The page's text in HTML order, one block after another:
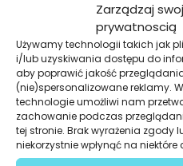
Zarządzaj
prywatnoscią
Używamy technologii takich jak
i/lub uzyskiwania dostępu do
aby poprawić jakość
(nie)spersonalizowane reklamy.
technologie umożliwi nam
zachowanie podczas
tej stronie. Brak wyrażenia zgody
niekorzystnie wpłynąć na niektóre
Mąż chciał tylko
I mamy teraz
Fototapeta to